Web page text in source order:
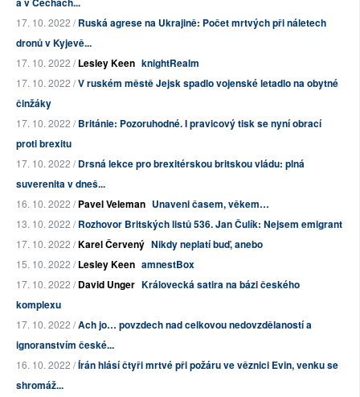
17. 10. 2022 /Ruská agrese na Ukrajině: Počet mrtvých při náletech
dronů v Kyjevě...
17. 10. 2022 /Lesley Keen knightRealm
17. 10. 2022 /V ruském městě Jejsk spadlo vojenské letadlo na obytné
činžáky
17. 10. 2022 /Británie: Pozoruhodné. I pravicový tisk se nyní obrací
proti brexitu
17. 10. 2022 /Drsná lekce pro brexitérskou britskou vládu: plná
suverenita v dneš...
16. 10. 2022 /Pavel Veleman Unaveni časem, věkem…
13. 10. 2022 /Rozhovor Britských listů 536. Jan Čulík: Nejsem emigrant
17. 10. 2022 /Karel Červený Nikdy neplatí buď, anebo
15. 10. 2022 /Lesley Keen amnestBox
17. 10. 2022 /David Unger Královecká satira na bázi českého
komplexu
17. 10. 2022 /Ach jo… povzdech nad celkovou nedovzdělaností a
ignoranstvím české...
16. 10. 2022 /Írán hlásí čtyři mrtvé při požáru ve věznici Evin, venku se
shromáž...